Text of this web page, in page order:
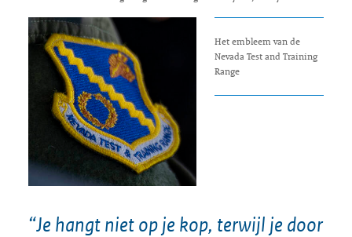
Het embleem van de
Nevada Test and Training
Range
“Je hangt niet op je kop, terwijl je door